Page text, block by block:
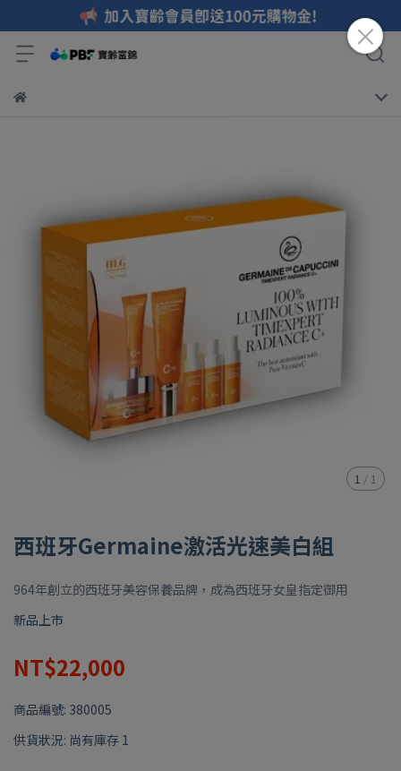
1 / 1
西班牙Germaine激活光速美白組
964年創立的西班牙美容保養品牌，成為西班牙女皇指定御用
新品上市
NT$22,000
商品編號: 380005
供貨狀況: 尚有庫存 1